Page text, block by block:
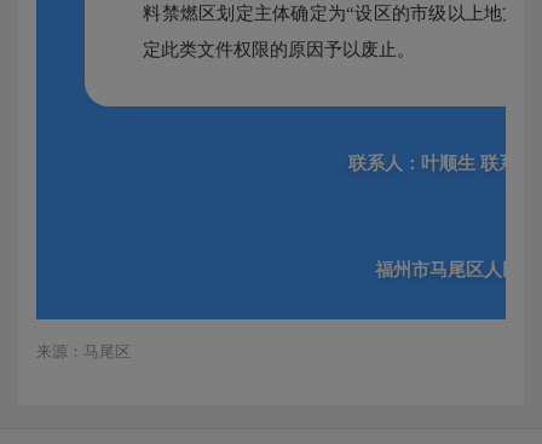
料禁燃区划定主体确定为“设区的市级以上地方
定此类文件权限的原因予以废止。
联系人：叶顺生 联系电
福州市马尾区人民
来源：马尾区